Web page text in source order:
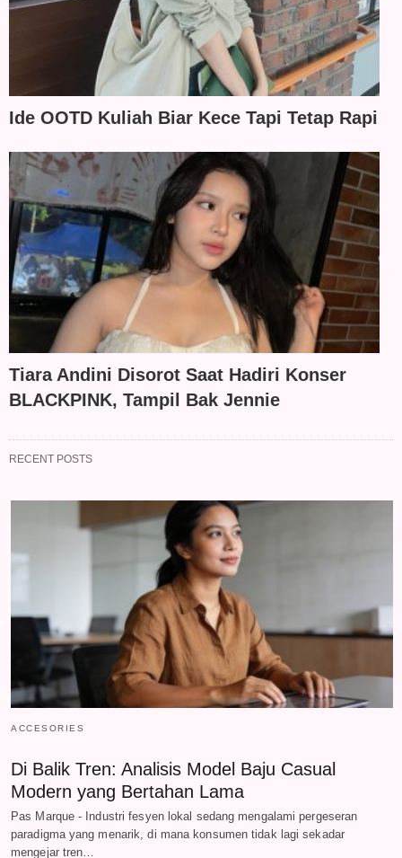
Ide OOTD Kuliah Biar Kece Tapi Tetap Rapi
Tiara Andini Disorot Saat Hadiri Konser
BLACKPINK, Tampil Bak Jennie
RECENT POSTS
ACCESORIES
Di Balik Tren: Analisis Model Baju Casual
Modern yang Bertahan Lama
Pas Marque - Industri fesyen lokal sedang mengalami pergeseran
paradigma yang menarik, di mana konsumen tidak lagi sekadar
mengejar tren…